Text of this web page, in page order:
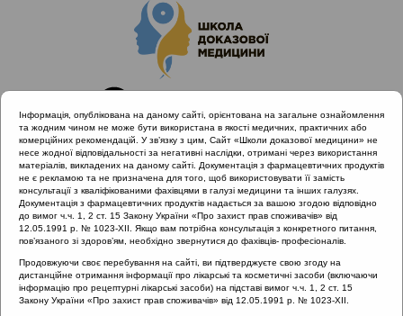
Головна
Проведені заходи
ALLERG.ENT | Вірусні інфекції і алергія в умовах пандемії
COVID-19
Ступенева терапія АР в умовах пандемії: обґрунтування з
позицій клінічного фармаколога
Інформація, опублікована на даному сайті, орієнтована на загальне ознайомлення
та жодним чином не може бути використана в якості медичних, практичних або
комерційних рекомендацій. У зв’язку з цим, Сайт «Школи доказової медицини» не
несе жодної відповідальності за негативні наслідки, отримані через використання
матеріалів, викладених на даному сайті. Документація з фармацевтичних продуктів
не є рекламою та не призначена для того, щоб використовувати її замість
консультації з кваліфікованими фахівцями в галузі медицини та інших галузях.
Документація з фармацевтичних продуктів надається за вашою згодою відповідно
до вимог ч.ч. 1, 2 ст. 15 Закону України «Про захист прав споживачів» від
12.05.1991 р. № 1023-XII. Якщо вам потрібна консультація з конкретного питання,
пов’язаного зі здоров’ям, необхідно звернутися до фахівців- професіоналів.
Продовжуючи своє перебування на сайті, ви підтверджуєте свою згоду на
дистанційне отримання інформації про лікарські та косметичні засоби (включаючи
інформацію про рецептурні лікарські засоби) на підставі вимог ч.ч. 1, 2 ст. 15
Закону України «Про захист прав споживачів» від 12.05.1991 р. № 1023-XII.